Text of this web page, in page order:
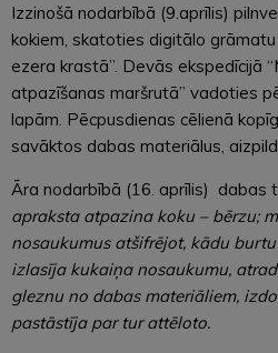
Izzinošā nodarbībā (9.aprīlis)
kokiem, skatoties digitālo grāmatu
ezera krastā”. Devās ekspedīcijā
atpazīšanas maršrutā” vadoties
lapām. Pēcpusdienas cēlienā
savāktos dabas materiālus,
Āra nodarbībā (16. aprīlis) dabas
apraksta atpazina koku – bērzu;
nosaukumus atšifrējot, kādu
izlasīja kukaiņa nosaukumu,
gleznu no dabas materiāliem,
pastāstīja par tur attēloto.